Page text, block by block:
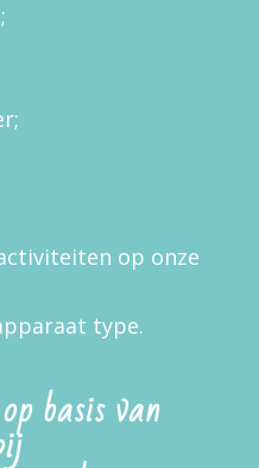
op onze
type.
basis van